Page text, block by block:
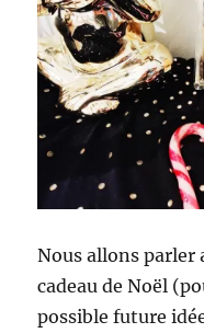
Nous allons parler
cadeau de Noël
possible future